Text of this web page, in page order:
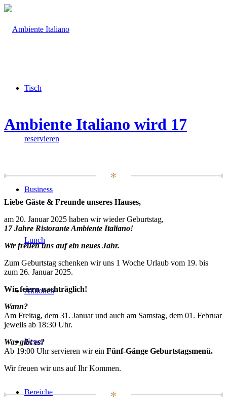
Tisch
reservieren
Business
Lunch
Aktionen
News
Bereiche
Ambiente Italiano wird 17
✻
Liebe Gäste & Freunde unseres Hauses,
am 20. Januar 2025 haben wir wieder Geburtstag,
17 Jahre Ristorante Ambiente Italiano!
Wir freuen uns auf ein neues Jahr.
Zum Geburtstag schenken wir uns 1 Woche Urlaub vom 19. bis
zum 26. Januar 2025.
Wir feiern nachträglich!
Wann?
Am Freitag, dem 31. Januar und auch am Samstag, dem 01. Februar
jeweils ab 18:30 Uhr.
Was gibt es?
Ab 19:00 Uhr servieren wir ein Fünf-Gänge Geburtstagsmenü.
Wir freuen wir uns auf Ihr Kommen.
✻